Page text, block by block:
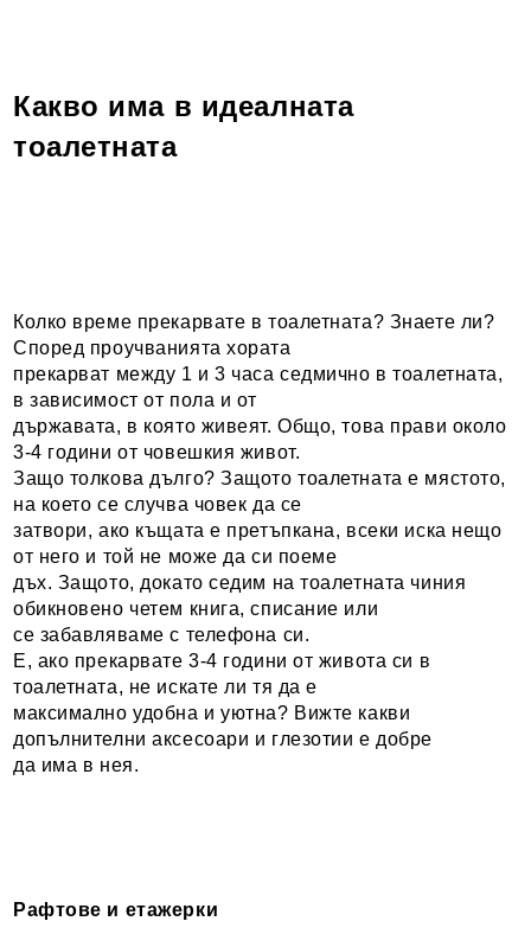
Какво има в идеалната
тоалетната
Колко време прекарвате в тоалетната? Знаете ли?
Според проучванията хората
прекарват между 1 и 3 часа седмично в тоалетната,
в зависимост от пола и от
държавата, в която живеят. Общо, това прави около
3-4 години от човешкия живот.
Защо толкова дълго? Защото тоалетната е мястото,
на което се случва човек да се
затвори, ако къщата е претъпкана, всеки иска нещо
от него и той не може да си поеме
дъх. Защото, докато седим на тоалетната чиния
обикновено четем книга, списание или
се забавляваме с телефона си.
Е, ако прекарвате 3-4 години от живота си в
тоалетната, не искате ли тя да е
максимално удобна и уютна? Вижте какви
допълнителни аксесоари и глезотии е добре
да има в нея.
Рафтове и етажерки